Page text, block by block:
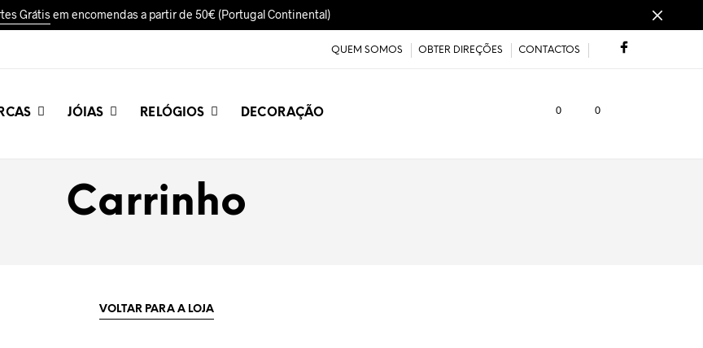
Grátisem encomendas a partir de 50€ (Portugal Continental)
QUEM SOMOS OBTER DIREÇÕES CONTACTOS
JÓIAS RELÓGIOS DECORAÇÃO 0 0
Carrinho
VOLTAR PARA A LOJA